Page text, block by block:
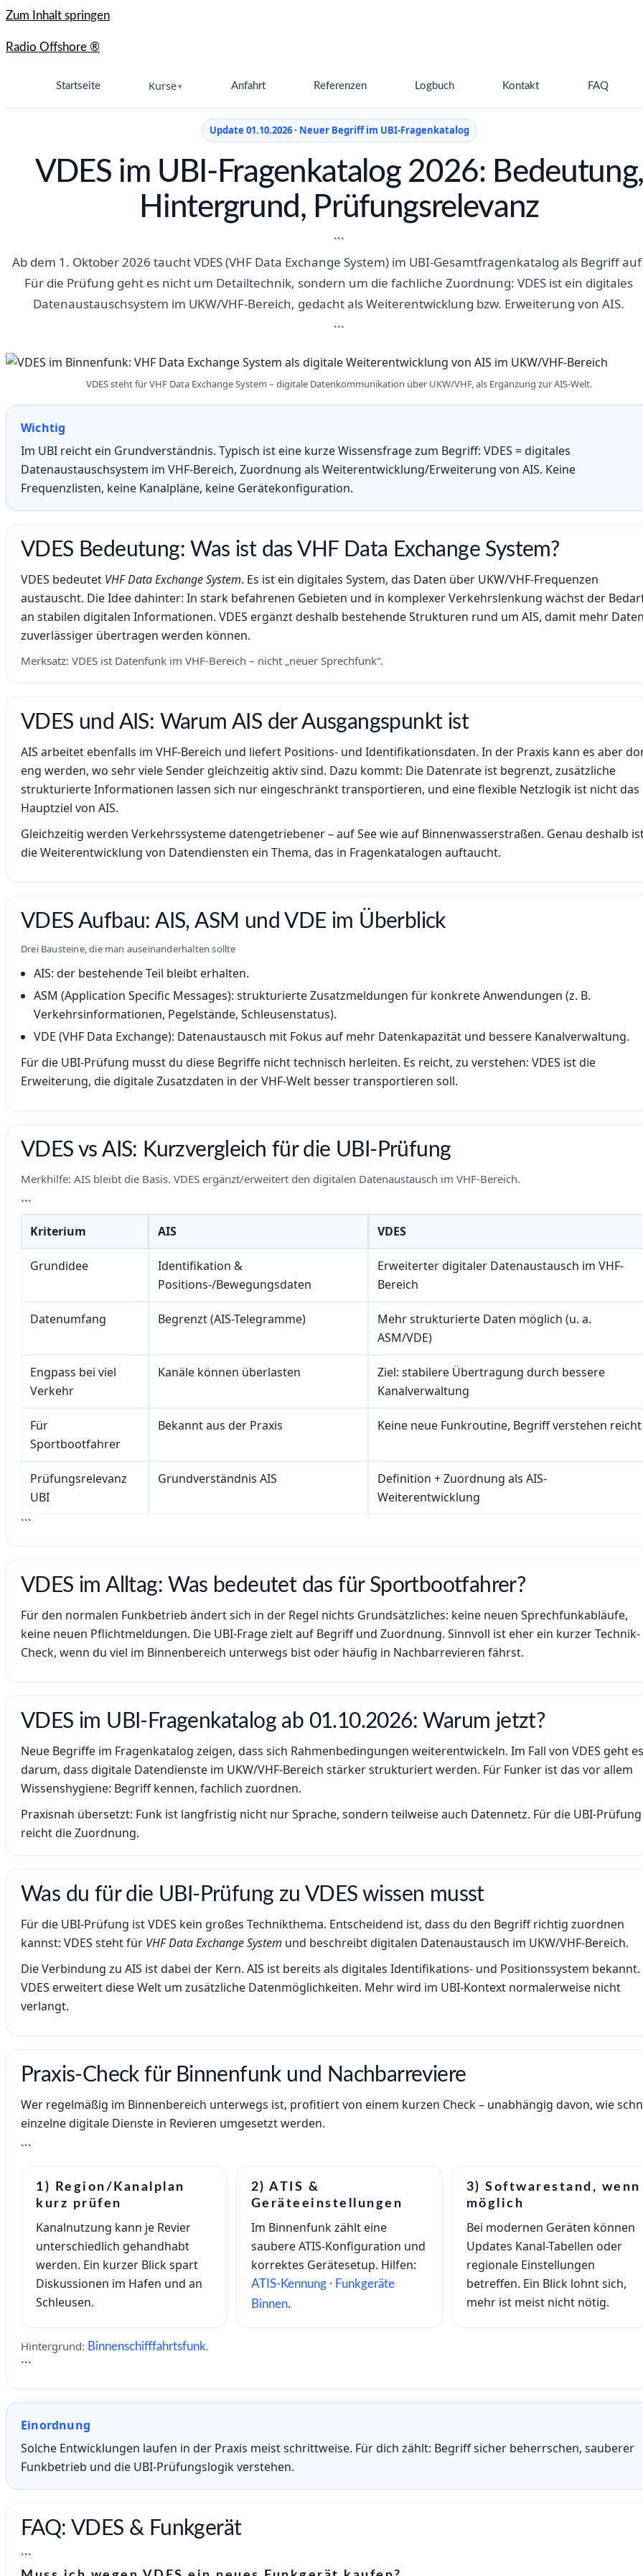
Zum Inhalt springen
Radio Offshore ®
Startseite Kurse Anfahrt Referenzen Logbuch Kontakt FAQ
Update 01.10.2026 · Neuer Begriff im UBI-Fragenkatalog
VDES im UBI-Fragenkatalog 2026:
Hintergrund, Prüfungsrelevanz
```
Ab dem 1. Oktober 2026 taucht VDES (VHF Data Exchange System) im UBI-Gesamtfragenkatalog als Begriff
Für die Prüfung geht es nicht um Detailtechnik, sondern um die fachliche Zuordnung: VDES ist ein digitales
Datenaustauschsystem im UKW/VHF-Bereich, gedacht als Weiterentwicklung bzw. Erweiterung von AIS.
```
VDES steht für VHF Data Exchange System – digitale Datenkommunikation über UKW/VHF, als Ergänzung zur AIS-Welt.
Wichtig
Im UBI reicht ein Grundverständnis. Typisch ist eine kurze Wissensfrage zum Begriff: VDES = digitales
Datenaustauschsystem im VHF-Bereich, Zuordnung als Weiterentwicklung/Erweiterung von AIS. Keine
Frequenzlisten, keine Kanalpläne, keine Gerätekonfiguration.
VDES Bedeutung: Was ist das VHF Data Exchange System?
VDES bedeutet VHF Data Exchange System. Es ist ein digitales System, das Daten über UKW/VHF-Frequenzen
austauscht. Die Idee dahinter: In stark befahrenen Gebieten und in komplexer Verkehrslenkung wächst der
an stabilen digitalen Informationen. VDES ergänzt deshalb bestehende Strukturen rund um AIS, damit mehr
zuverlässiger übertragen werden können.
Merksatz: VDES ist Datenfunk im VHF-Bereich – nicht „neuer Sprechfunk“.
VDES und AIS: Warum AIS der Ausgangspunkt ist
AIS arbeitet ebenfalls im VHF-Bereich und liefert Positions- und Identifikationsdaten. In der Praxis kann es aber
eng werden, wo sehr viele Sender gleichzeitig aktiv sind. Dazu kommt: Die Datenrate ist begrenzt, zusätzliche
strukturierte Informationen lassen sich nur eingeschränkt transportieren, und eine flexible Netzlogik ist nicht das
Hauptziel von AIS.
Gleichzeitig werden Verkehrssysteme datengetriebener – auf See wie auf Binnenwasserstraßen. Genau deshalb
die Weiterentwicklung von Datendiensten ein Thema, das in Fragenkatalogen auftaucht.
VDES Aufbau: AIS, ASM und VDE im Überblick
Drei Bausteine, die man auseinanderhalten sollte
AIS: der bestehende Teil bleibt erhalten.
ASM (Application Specific Messages): strukturierte Zusatzmeldungen für konkrete Anwendungen (z. B.
Verkehrsinformationen, Pegelstände, Schleusenstatus).
VDE (VHF Data Exchange): Datenaustausch mit Fokus auf mehr Datenkapazität und bessere Kanalverwaltung.
Für die UBI-Prüfung musst du diese Begriffe nicht technisch herleiten. Es reicht, zu verstehen: VDES ist die
Erweiterung, die digitale Zusatzdaten in der VHF-Welt besser transportieren soll.
VDES vs AIS: Kurzvergleich für die UBI-Prüfung
Merkhilfe: AIS bleibt die Basis. VDES ergänzt/erweitert den digitalen Datenaustausch im VHF-Bereich.
```
Kriterium
AIS VDES
Grundidee
Identifikation &
Positions-/Bewegungsdaten
Erweiterter digitaler Datenaustausch im VHF-
Bereich
Datenumfang Begrenzt (AIS-Telegramme)
Mehr strukturierte Daten möglich (u. a.
ASM/VDE)
Engpass bei viel
Verkehr
Kanäle können überlasten
Ziel: stabilere Übertragung durch bessere
Kanalverwaltung
Für
Sportbootfahrer
Bekannt aus der Praxis Keine neue Funkroutine, Begriff verstehen reicht
Prüfungsrelevanz
UBI
Grundverständnis AIS
Definition + Zuordnung als AIS-
Weiterentwicklung
```
VDES im Alltag: Was bedeutet das für Sportbootfahrer?
Für den normalen Funkbetrieb ändert sich in der Regel nichts Grundsätzliches: keine neuen Sprechfunkabläufe,
keine neuen Pflichtmeldungen. Die UBI-Frage zielt auf Begriff und Zuordnung. Sinnvoll ist eher ein kurzer Technik-
Check, wenn du viel im Binnenbereich unterwegs bist oder häufig in Nachbarrevieren fährst.
VDES im UBI-Fragenkatalog ab 01.10.2026: Warum jetzt?
Neue Begriffe im Fragenkatalog zeigen, dass sich Rahmenbedingungen weiterentwickeln. Im Fall von VDES geht es
darum, dass digitale Datendienste im UKW/VHF-Bereich stärker strukturiert werden. Für Funker ist das vor allem
Wissenshygiene: Begriff kennen, fachlich zuordnen.
Praxisnah übersetzt: Funk ist langfristig nicht nur Sprache, sondern teilweise auch Datennetz. Für die UBI-Prüfung
reicht die Zuordnung.
Was du für die UBI-Prüfung zu VDES wissen musst
Für die UBI-Prüfung ist VDES kein großes Technikthema. Entscheidend ist, dass du den Begriff richtig zuordnen
kannst: VDES steht für VHF Data Exchange System und beschreibt digitalen Datenaustausch im UKW/VHF-Bereich.
Die Verbindung zu AIS ist dabei der Kern. AIS ist bereits als digitales Identifikations- und Positionssystem bekannt.
VDES erweitert diese Welt um zusätzliche Datenmöglichkeiten. Mehr wird im UBI-Kontext normalerweise nicht
verlangt.
Praxis-Check für Binnenfunk und Nachbarreviere
Wer regelmäßig im Binnenbereich unterwegs ist, profitiert von einem kurzen Check – unabhängig davon, wie
einzelne digitale Dienste in Revieren umgesetzt werden.
```
1) Region/Kanalplan
kurz prüfen
Kanalnutzung kann je Revier
unterschiedlich gehandhabt
werden. Ein kurzer Blick spart
Diskussionen im Hafen und an
Schleusen.
2) ATIS &
Geräteeinstellungen
Im Binnenfunk zählt eine
saubere ATIS-Konfiguration und
korrektes Gerätesetup. Hilfen:
ATIS-Kennung· Funkgeräte
Binnen.
3) Softwarestand, wenn
möglich
Bei modernen Geräten können
Updates Kanal-Tabellen oder
regionale Einstellungen
betreffen. Ein Blick lohnt sich,
mehr ist meist nicht nötig.
Hintergrund: Binnenschifffahrtsfunk.
```
Einordnung
Solche Entwicklungen laufen in der Praxis meist schrittweise. Für dich zählt: Begriff sicher beherrschen, sauberer
Funkbetrieb und die UBI-Prüfungslogik verstehen.
FAQ: VDES & Funkgerät
```